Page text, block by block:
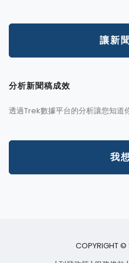
讓新
分析新聞稿成效
透過Trek數據平台的分析讓您知道
我
COPYRIGHT